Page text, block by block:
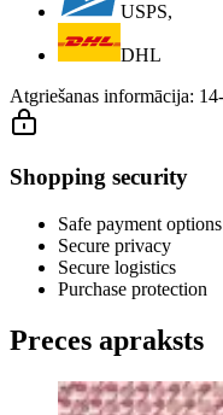
USPS,
DHL
Atgriešanas informācija:
Shopping security
Safe payment options
Secure privacy
Secure logistics
Purchase protection
Preces apraksts